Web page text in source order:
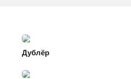
Дублёр